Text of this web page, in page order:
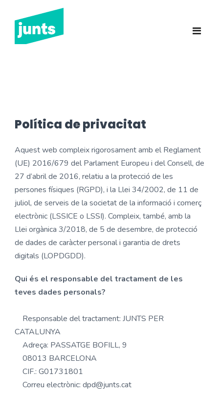
Junts Sant Feliu de
Guíxols
INCIDÈNCIES
Política de privacitat
Aquest web compleix rigorosament amb el Reglament
(UE) 2016/679 del Parlament Europeu i del Consell, de
27 d’abril de 2016, relatiu a la protecció de les
persones físiques (RGPD), i la Llei 34/2002, de 11 de
juliol, de serveis de la societat de la informació i comerç
electrònic (LSSICE o LSSI). Compleix, també, amb la
Llei orgànica 3/2018, de 5 de desembre, de protecció
de dades de caràcter personal i garantia de drets
digitals (LOPDGDD).
Qui és el responsable del tractament de les
teves dades personals?
Responsable del tractament: JUNTS PER
CATALUNYA
Adreça: PASSATGE BOFILL, 9
08013 BARCELONA
CIF.: G01731801
Correu electrònic: dpd@junts.cat